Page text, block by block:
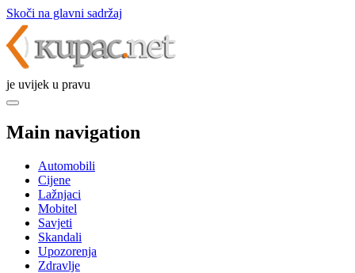
Skoči na glavni sadržaj
je uvijek u pravu
Main navigation
Automobili
Cijene
Lažnjaci
Mobitel
Savjeti
Skandali
Upozorenja
Zdravlje